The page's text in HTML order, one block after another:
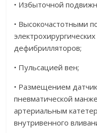
• Избыточной
• Высокочастотными
дефибрилляторов;
• Пульсацией вен;
• Размещением
пневматической
артериальным
внутривенного